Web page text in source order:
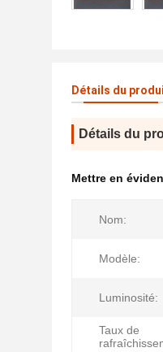
Détails du
Détails du
Mettre en
Nom:
Modèle:
Luminosité:
Taux de